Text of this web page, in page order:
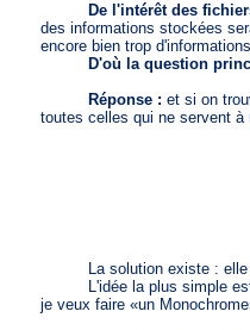
De l'intérêt des
des informations stockées
encore bien trop
D'où la question
Réponse :et si on
toutes celles qui ne servent à
La solution existe : elle
L'idée la plus simple est
je veux faire «un